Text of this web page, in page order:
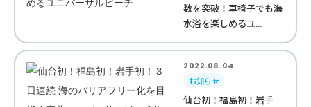
数を突破！車椅子でも海
水浴を楽しめるユ...
2022.08.04
お知らせ
仙台初！福島初！岩手